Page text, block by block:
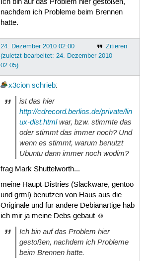
Ich bin auf das Problem hier gestoßen,
nachdem ich Probleme beim Brennen
hatte.
Zitieren
24. Dezember 2010 02:00
(zuletzt bearbeitet: 24. Dezember 2010
02:05)
x3cion schrieb:
ist das hier
http://cdrecord.berlios.de/private/lin
ux-dist.htmlwar, bzw. stimmte das
oder stimmt das immer noch? Und
wenn es stimmt, warum benutzt
Ubuntu dann immer noch wodim?
frag Mark Shuttelworth...
meine Haupt-Distries (Slackware, gentoo
und grml) benutzen von Haus aus die
Originale und für andere Debianartige hab
ich mir ja meine Debs gebaut ☺
Ich bin auf das Problem hier
gestoßen, nachdem ich Probleme
beim Brennen hatte.